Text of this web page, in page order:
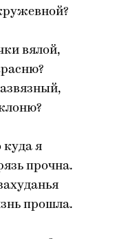
вялой,
куда я
прочна.
прошла.